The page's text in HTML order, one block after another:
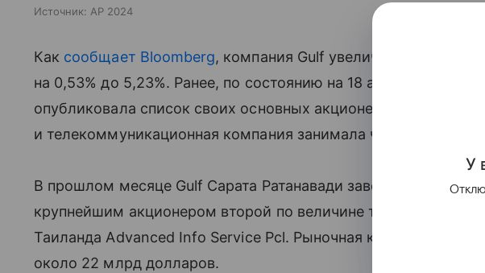
Источник: AP 2024
Как сообщает Bloomberg, компания Gulf увеличила свою
на 0,53% до 5,23%. Ранее, по состоянию на 18 апреля, когда
опубликовала список своих основных акционеров,
и телекоммуникационная компания занимала четвертое
В прошлом месяце Gulf Сарата Ратанавади завершила
крупнейшим акционером второй по величине
Таиланда Advanced Info Service Pcl. Рыночная капитализация
около 22 млрд долларов.
У